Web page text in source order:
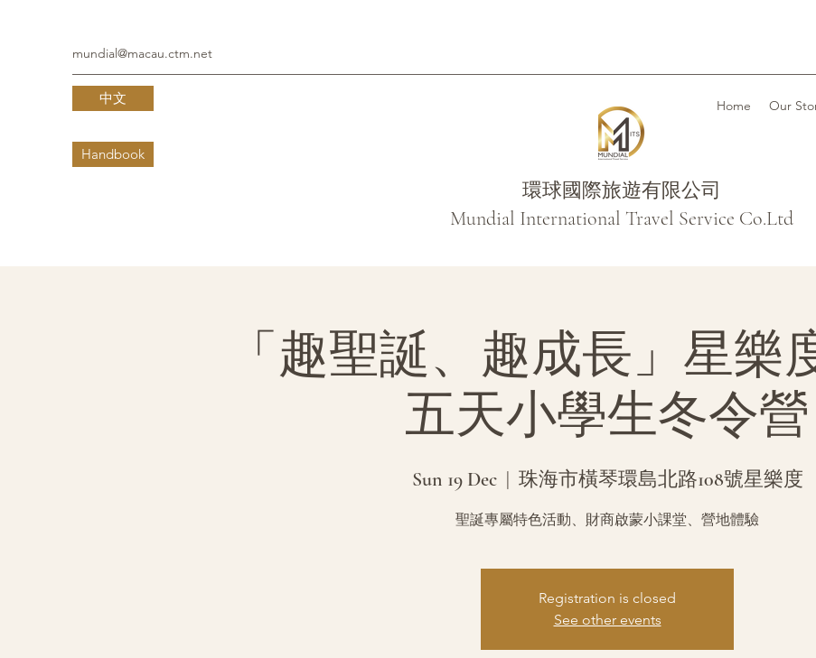
mundial@macau.ctm.net
中文
Handbook
Home Our
環球國際旅遊有限公司
Mundial International Travel Service Co.Ltd
「趣聖誕、趣成長」星樂
五天小學生冬令營
Sun 19 Dec
  |
珠海市橫琴環島北路108號星樂度
聖誕專屬特色活動、財商啟蒙小課堂、營地體驗
Registration is closed
See other events